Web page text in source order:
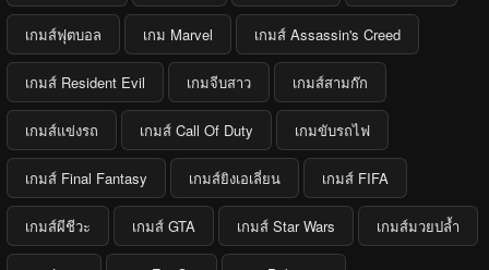
เกมส์ฟุตบอล เกม Marvel เกมส์ Assassin's Creed
เกมส์ Resident Evil เกมจีบสาว เกมส์สามก๊ก
เกมส์แข่งรถ เกมส์ Call Of Duty เกมขับรถไฟ
เกมส์ Final Fantasy เกมส์ยิงเอเลี่ยน เกมส์ FIFA
เกมส์ผีชีวะ เกมส์ GTA เกมส์ Star Wars เกมส์มวยปล้ำ